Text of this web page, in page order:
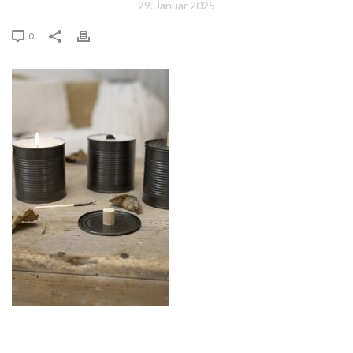
29. Januar 2025
0